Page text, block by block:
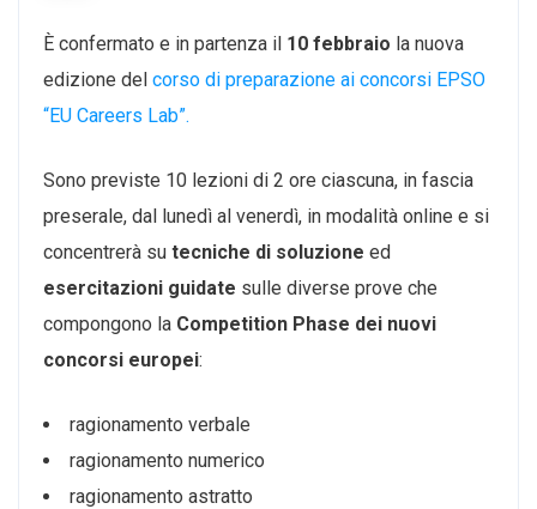
È confermato e in partenza il 10 febbraio la nuova
edizione del corso di preparazione ai concorsi EPSO
“EU Careers Lab”.
Sono previste 10 lezioni di 2 ore ciascuna, in fascia
preserale, dal lunedì al venerdì, in modalità online e si
concentrerà su tecniche di soluzione ed
esercitazioni guidate sulle diverse prove che
compongono la Competition Phase dei nuovi
concorsi europei:
ragionamento verbale
ragionamento numerico
ragionamento astratto